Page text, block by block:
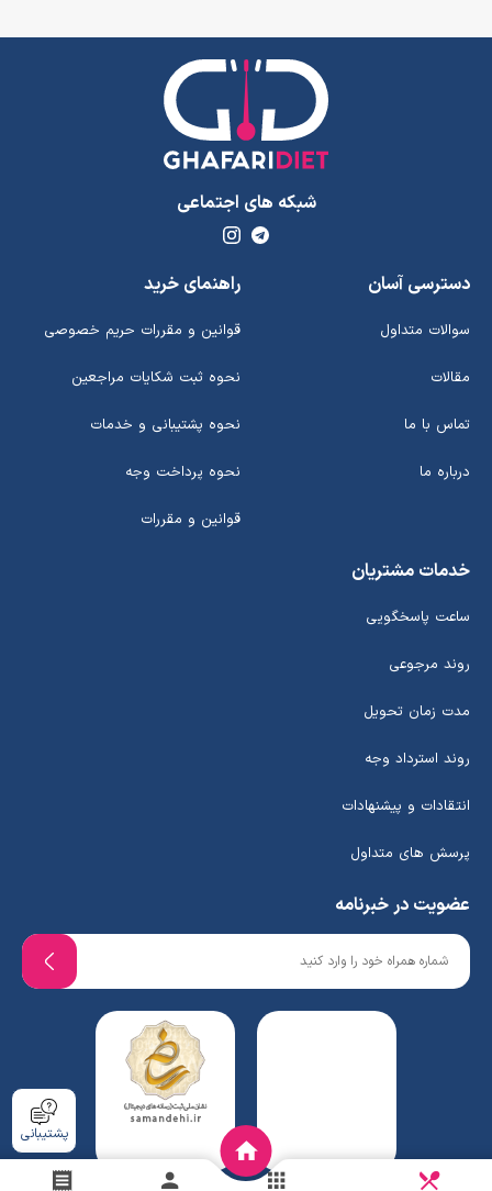
شبکه های اجتماعی
دسترسی آسان
سوالات متداول
مقالات
تماس با ما
درباره ما
راهنمای خرید
قوانین و مقررات حریم خصوصی
نحوه ثبت شکایات مراجعین
نحوه پشتیبانی و خدمات
نحوه پرداخت وجه
قوانین و مقررات
خدمات مشتریان
ساعت پاسخگویی
روند مرجوعی
مدت زمان تحویل
روند استرداد وجه
انتقادات و پیشنهادات
پرسش های متداول
عضویت در خبرنامه
پشتیبانی